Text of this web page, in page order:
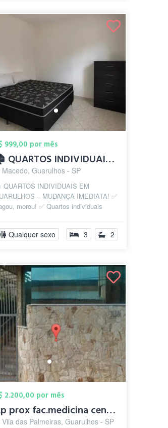
999,00 por mês
🏠 QUARTOS INDIVIDUAIS EM GUARULHOS – MU...
Macedo, Guarulhos - SP
QUARTOS INDIVIDUAIS EM
– MUDANÇA IMEDIATA! ✅
morou! ✅ Quartos individuais
fogão e gelade...
Qualquer sexo 3 2
2.200,00 por mês
Ap prox fac.medicina centro de guarulhos
Vila das Palmeiras, Guarulhos - SP